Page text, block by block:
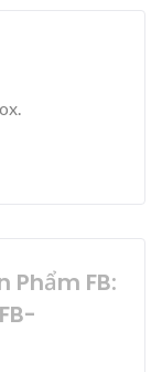
Phẩm FB: